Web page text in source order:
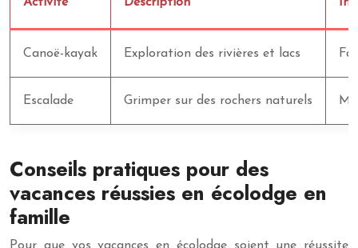
Canoë-kayak Exploration des rivières et lacs
Escalade Grimper sur des rochers naturels
Conseils pratiques pour des
vacances réussies en écolodge en
famille